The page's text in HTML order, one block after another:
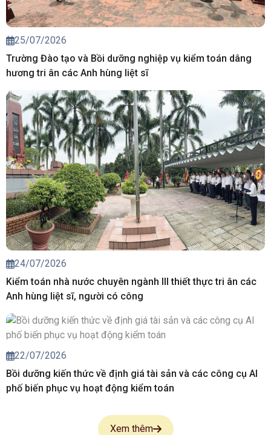
25/07/2026
Trường Đào tạo và Bồi dưỡng nghiệp vụ kiểm toán dâng
hương tri ân các Anh hùng liệt sĩ
24/07/2026
Kiểm toán nhà nước chuyên ngành III thiết thực tri ân các
Anh hùng liệt sĩ, người có công
22/07/2026
Bồi dưỡng kiến thức về định giá tài sản và các công cụ AI
phố biến phục vụ hoạt động kiểm toán
Xem thêm